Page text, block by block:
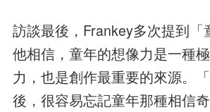
訪談最後，Frankey多次提到「
他相信，童年的想像力是一種
力，也是創作最重要的來源。
後，很容易忘記童年那種相信